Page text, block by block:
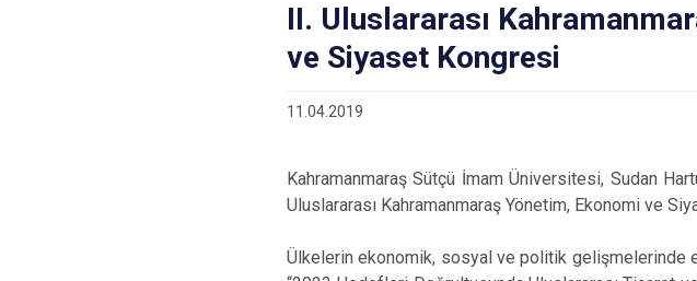
II. Uluslararası
ve Siyaset Kongresi
11.04.2019
Kahramanmaraş Sütçü İmam Üniversitesi, Sudan
Uluslararası Kahramanmaraş Yönetim, Ekonomi ve
Ülkelerin ekonomik, sosyal ve politik gelişmelerinde